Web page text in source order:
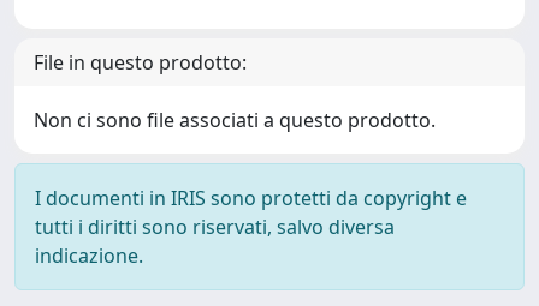
File in questo prodotto:
Non ci sono file associati a questo prodotto.
I documenti in IRIS sono protetti da copyright e
tutti i diritti sono riservati, salvo diversa
indicazione.